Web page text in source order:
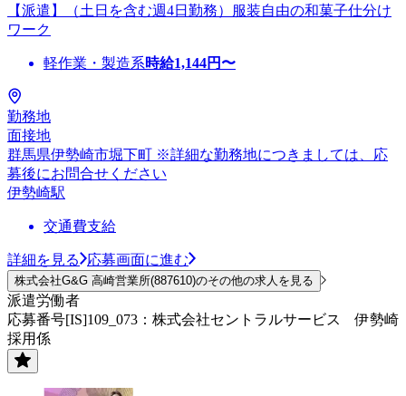
【派遣】（土日を含む週4日勤務）服装自由の和菓子仕分け
ワーク
軽作業・製造系時給1,144円〜
勤務地
面接地
群馬県伊勢崎市堀下町 ※詳細な勤務地につきましては、応
募後にお問合せください
伊勢崎駅
交通費支給
詳細を見る 応募画面に進む
株式会社G&G 高崎営業所(887610)のその他の求人を見る
派遣労働者
応募番号[IS]109_073：株式会社セントラルサービス 伊勢崎
採用係